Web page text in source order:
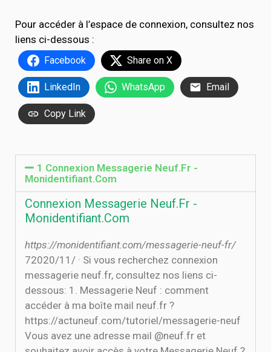
Pour accéder à l’espace de connexion, consultez nos
liens ci-dessous :
Facebook Share on X
LinkedIn WhatsApp Email
Copy Link
1 Connexion Messagerie Neuf.Fr -
Monidentifiant.Com
Connexion Messagerie Neuf.Fr -
Monidentifiant.Com
https://monidentifiant.com/messagerie-neuf-fr/
7‏‏/11‏‏/2020 · Si vous recherchez connexion
messagerie neuf.fr, consultez nos liens ci-
dessous: 1. Messagerie Neuf : comment
accéder à ma boîte mail neuf.fr ?
https://actuneuf.com/tutoriel/messagerie-neuf
Vous avez une adresse mail @neuf.fr et